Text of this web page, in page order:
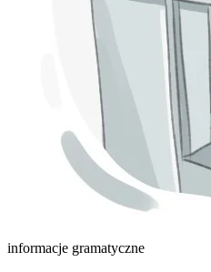
informacje gramatyczne